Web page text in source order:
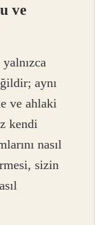
ve
aynı
ve ahlaki
kendi
nasıl
sizin